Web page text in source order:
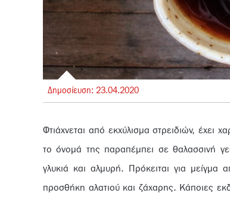
Δημοσίευση: 23.04.2020
Φτιάχνεται από εκχύλισμα στρειδιών, έχει
το όνομά της παραπέμπει σε θαλασσινή
γλυκιά και αλμυρή.
Πρόκειται για
προσθήκη αλατιού και ζάχαρης. Κάποιες